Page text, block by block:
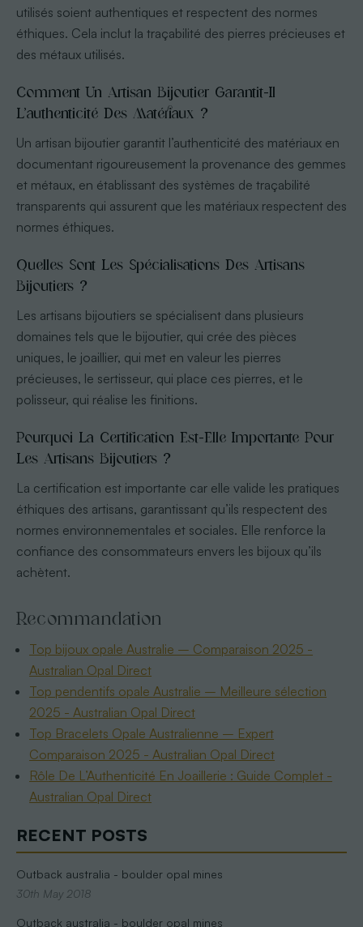
RECENT POSTS
Outback australia - boulder opal mines
30th May 2018
Outback australia - boulder opal mines
utilisés soient authentiques et respectent des normes
éthiques. Cela inclut la traçabilité des pierres précieuses et
des métaux utilisés.
Comment Un Artisan Bijoutier Garantit-Il
L’authenticité Des Matériaux ?
Un artisan bijoutier garantit l’authenticité des matériaux en
documentant rigoureusement la provenance des gemmes
et métaux, en établissant des systèmes de traçabilité
transparents qui assurent que les matériaux respectent des
normes éthiques.
Quelles Sont Les Spécialisations Des Artisans
Bijoutiers ?
Les artisans bijoutiers se spécialisent dans plusieurs
domaines tels que le bijoutier, qui crée des pièces
uniques, le joaillier, qui met en valeur les pierres
précieuses, le sertisseur, qui place ces pierres, et le
polisseur, qui réalise les finitions.
Pourquoi La Certification Est-Elle Importante Pour
Les Artisans Bijoutiers ?
La certification est importante car elle valide les pratiques
éthiques des artisans, garantissant qu’ils respectent des
normes environnementales et sociales. Elle renforce la
confiance des consommateurs envers les bijoux qu’ils
achètent.
Recommandation
Top bijoux opale Australie – Comparaison 2025 -
Australian Opal Direct
Top pendentifs opale Australie – Meilleure sélection
2025 - Australian Opal Direct
Top Bracelets Opale Australienne – Expert
Comparaison 2025 - Australian Opal Direct
Rôle De L’Authenticité En Joaillerie : Guide Complet -
Australian Opal Direct